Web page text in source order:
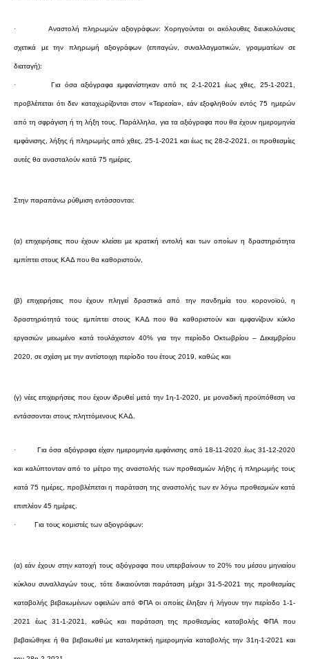
· Αναστολή πληρωμών αξιογράφων: Χορηγούνται οι ακόλουθες διευκολύνσεις
σχετικά με την πληρωμή αξιογράφων (επιταγών, συναλλαγματικών, γραμματίων σε
διαταγή):
· Για όσα αξιόγραφα εμφανίστηκαν από τις 2-1-2021 έως χθες, 25-1-2021,
προβλέπεται ότι δεν καταχωρίζονται στον «Τειρεσία», εάν εξοφληθούν εντός 75 ημερών
από τη σφράγιση ή τη λήξη τους. Παράλληλα, για τα αξιόγραφα που θα έχουν ημερομηνία
εμφάνισης, λήξης ή πληρωμής από χθες, 25-1-2021 και έως τις 28-2-2021, οι προθεσμίες
αυτές θα ανασταλούν κατά 75 ημέρες.
Στην παραπάνω ρύθμιση εντάσσονται:
(α) επιχειρήσεις που έχουν κλείσει με κρατική εντολή και των οποίων η δραστηριότητα
εμπίπτει στους ΚΑΔ που θα καθοριστούν,
(β) επιχειρήσεις που έχουν πληγεί δραστικά από την πανδημία του κορονοϊού, η
δραστηριότητά τους εμπίπτει στους ΚΑΔ που θα καθοριστούν και εμφανίζουν κύκλο
εργασιών μειωμένο κατά τουλάχιστον 40% για την περίοδο Οκτωβρίου – Δεκεμβρίου
2020, σε σχέση με την αντίστοιχη περίοδο του έτους 2019, καθώς και
(γ) νέες επιχειρήσεις που έχουν ιδρυθεί μετά την 1η-1-2020, με μοναδική προϋπόθεση να
εντάσσονται στους πληττόμενους ΚΑΔ.
· Για όσα αξιόγραφα είχαν ημερομηνία εμφάνισης από 18-11-2020 έως 31-12-2020
και καλύπτονταν από το μέτρο της αναστολής των προθεσμιών λήξης ή πληρωμής τους
κατά 75 ημέρες, προβλέπεται η παράταση της αναστολής των εν λόγω προθεσμιών κατά
επιπλέον 45 ημέρες.
· Για τους κομιστές των αξιογράφων:
(α) εάν έχουν στην κατοχή τους αξιόγραφα που υπερβαίνουν το 20% του μέσου μηνιαίου
κύκλου συναλλαγών τους, τότε δικαιούνται παράταση μέχρι 31-5-2021 της προθεσμίας
καταβολής βεβαιωμένων οφειλών από ΦΠΑ οι οποίες έληξαν ή λήγουν την περίοδο 1-1-
2021 έως 31-1-2021, καθώς και παράταση της προθεσμίας καταβολής ΦΠΑ που
βεβαιώθηκε ή θα βεβαιωθεί με καταληκτική ημερομηνία καταβολής την 31η-1-2021 και